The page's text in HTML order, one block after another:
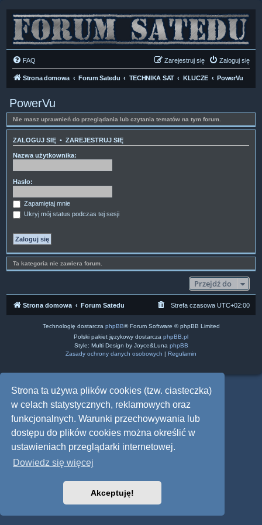
Strona ta używa plików cookies (tzw. ciasteczka)
w celach statystycznych, reklamowych oraz
funkcjonalnych. Warunki przechowywania lub
dostępu do plików cookies można określić w
ustawieniach przeglądarki internetowej.
Dowiedz się więcej
Akceptuję!
FAQ Zaloguj się
Zarejestruj się
Strona domowa Forum Satedu TECHNIKA SAT KLUCZE PowerVu
PowerVu
Nie masz uprawnień do przeglądania lub czytania tematów na tym forum.
ZALOGUJ SIĘ • ZAREJESTRUJ SIĘ
Nazwa użytkownika:
Hasło:
Zapamiętaj mnie
Ukryj mój status podczas tej sesji
Ta kategoria nie zawiera forum.
Przejdź do
Strona domowa Forum Satedu Strefa czasowa UTC+02:00
Technologię dostarcza phpBB® Forum Software © phpBB Limited
Polski pakiet językowy dostarcza phpBB.pl
Style: Multi Design by Joyce&Luna phpBB
Zasady ochrony danych osobowych | Regulamin